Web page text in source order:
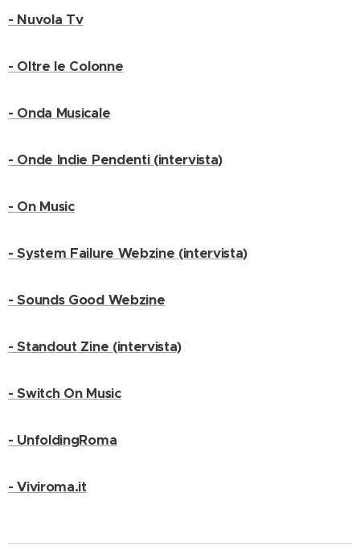
- Nuvola Tv
- Oltre le Colonne
- Onda Musicale
- Onde Indie Pendenti (intervista)
- On Music
- System Failure Webzine (intervista)
- Sounds Good Webzine
- Standout Zine (intervista)
- Switch On Music
- UnfoldingRoma
- Viviroma.it